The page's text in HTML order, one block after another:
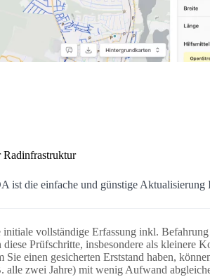
Radinfrastruktur
ist die einfache und günstige Aktualisierung
vollständige Erfassung inkl.
Prüfschritte, insbesondere als kleinere
Sie einen gesicherten Erststand haben,
alle zwei Jahre) mit wenig Aufwand